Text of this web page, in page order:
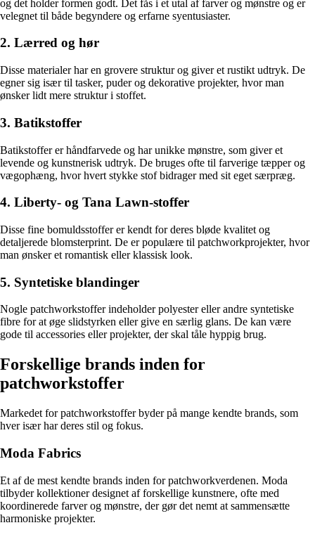
og det holder formen godt. Det fås i et utal af farver og mønstre og er
velegnet til både begyndere og erfarne syentusiaster.
2. Lærred og hør
Disse materialer har en grovere struktur og giver et rustikt udtryk. De
egner sig især til tasker, puder og dekorative projekter, hvor man
ønsker lidt mere struktur i stoffet.
3. Batikstoffer
Batikstoffer er håndfarvede og har unikke mønstre, som giver et
levende og kunstnerisk udtryk. De bruges ofte til farverige tæpper og
vægophæng, hvor hvert stykke stof bidrager med sit eget særpræg.
4. Liberty- og Tana Lawn-stoffer
Disse fine bomuldsstoffer er kendt for deres bløde kvalitet og
detaljerede blomsterprint. De er populære til patchworkprojekter, hvor
man ønsker et romantisk eller klassisk look.
5. Syntetiske blandinger
Nogle patchworkstoffer indeholder polyester eller andre syntetiske
fibre for at øge slidstyrken eller give en særlig glans. De kan være
gode til accessories eller projekter, der skal tåle hyppig brug.
Forskellige brands inden for
patchworkstoffer
Markedet for patchworkstoffer byder på mange kendte brands, som
hver især har deres stil og fokus.
Moda Fabrics
Et af de mest kendte brands inden for patchworkverdenen. Moda
tilbyder kollektioner designet af forskellige kunstnere, ofte med
koordinerede farver og mønstre, der gør det nemt at sammensætte
harmoniske projekter.